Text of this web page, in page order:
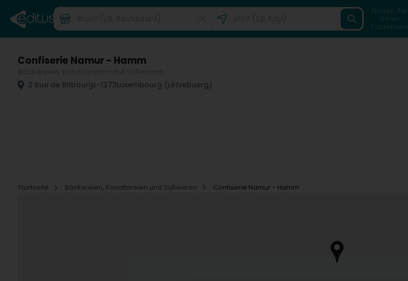
Finden Sie
einen
Fachmann
Confiserie Namur - Hamm
2 Rue de BitbourgL-1273Luxembourg (Lëtzebuerg)
Startseite
Bäckereien, Konditoreien und Süßwaren Confiserie Namur - Hamm